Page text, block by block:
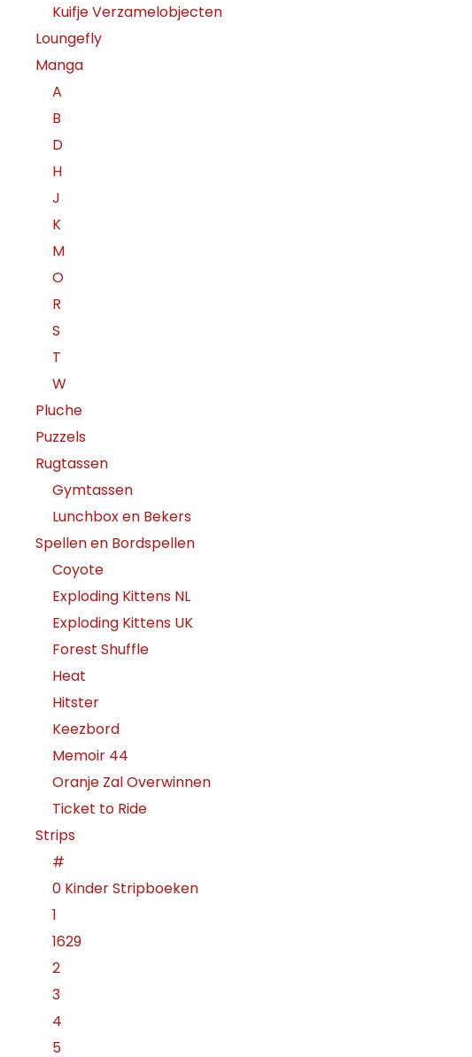
Kuifje Verzamelobjecten
Loungefly
Manga
A
B
D
H
J
K
M
O
R
S
T
W
Pluche
Puzzels
Rugtassen
Gymtassen
Lunchbox en Bekers
Spellen en Bordspellen
Coyote
Exploding Kittens NL
Exploding Kittens UK
Forest Shuffle
Heat
Hitster
Keezbord
Memoir 44
Oranje Zal Overwinnen
Ticket to Ride
Strips
#
0 Kinder Stripboeken
1
1629
2
3
4
5